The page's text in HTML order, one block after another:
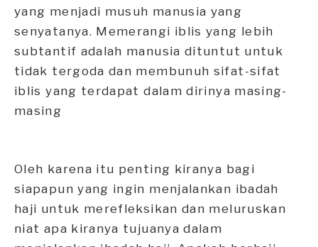
yang menjadi musuh manusia yang
senyatanya. Memerangi iblis yang lebih
subtantif adalah manusia dituntut untuk
tidak tergoda dan membunuh sifat-sifat
iblis yang terdapat dalam dirinya masing-
masing
Oleh karena itu penting kiranya bagi
siapapun yang ingin menjalankan ibadah
haji untuk merefleksikan dan meluruskan
niat apa kiranya tujuanya dalam